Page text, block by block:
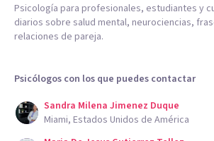
Psicología para profesionales, estudiantes y
diarios sobre salud mental, neurociencias,
relaciones de pareja.
Psicólogos con los que puedes contactar
Sandra Milena Jimenez Duque
Miami, Estados Unidos de América